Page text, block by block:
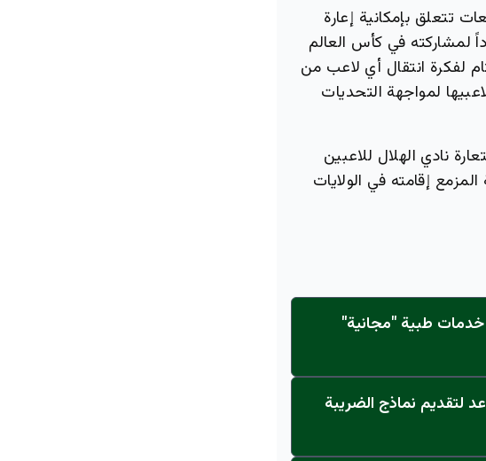
تتعلق بإمكانية إعارة
لمشاركته في كأس العالم
التام لفكرة انتقال أي لاعب من
لمواجهة التحديات
نادي الهلال للاعبين
إقامته في الولايات
طبية "مجانية"
لتقديم نماذج الضريبة